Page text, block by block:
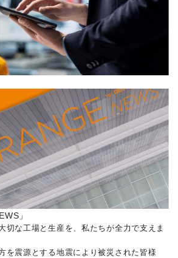
」
切な工場と生産を、私たちが全力で支えま
を震源とする地震により被災された皆様